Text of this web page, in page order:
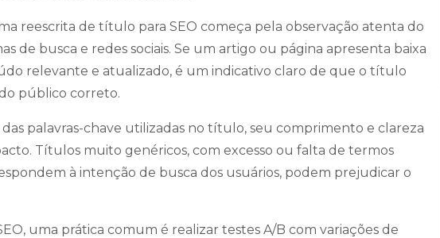
reescrita de título para SEO começa pela observação atenta do
de busca e redes sociais. Se um artigo ou página apresenta baixa
relevante e atualizado, é um indicativo claro de que o título
público correto.
palavras-chave utilizadas no título, seu comprimento e clareza
Títulos muito genéricos, com excesso ou falta de termos
à intenção de busca dos usuários, podem prejudicar o
uma prática comum é realizar testes A/B com variações de